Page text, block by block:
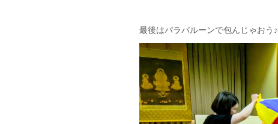
最後はパラバルーンで包んじゃおう♪